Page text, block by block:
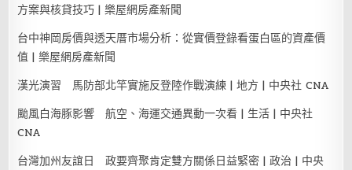
方案與核貸技巧 | 樂屋網房產新聞
台中神岡房價與透天厝市場分析：從實價登錄看蛋白區的資產價
值 | 樂屋網房產新聞
漢光演習 馬防部北竿實施反登陸作戰演練 | 地方 | 中央社 CNA
颱風白海豚影響 航空、海運交通異動一次看 | 生活 | 中央社
CNA
台灣加州友誼日 政要齊聚肯定雙方關係日益緊密 | 政治 | 中央